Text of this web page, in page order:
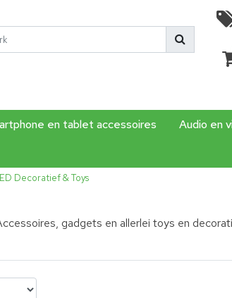
en tablet accessoires Audio en
Decoratief & Toys
gadgets en allerlei toys en